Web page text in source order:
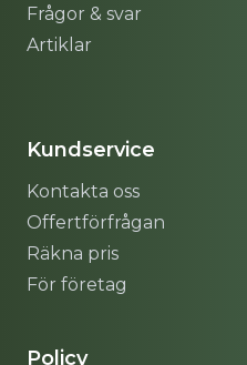
Frågor & svar
Artiklar
Kundservice
Kontakta oss
Offertförfrågan
Räkna pris
För företag
Policy